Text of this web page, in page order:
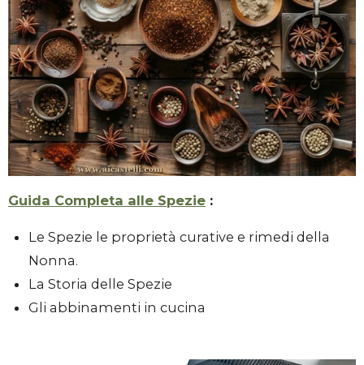
Guida Completa alle Spezie :
Le Spezie le proprietà curative e rimedi della
Nonna.
La Storia delle Spezie
Gli abbinamenti in cucina